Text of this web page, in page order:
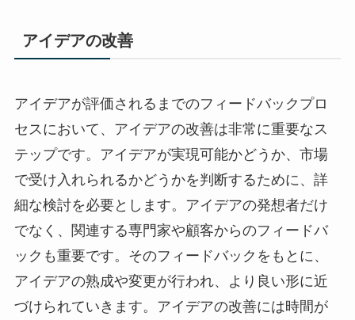
アイデアの改善
アイデアが評価されるまでのフィードバックプロ
セスにおいて、アイデアの改善は非常に重要なス
テップです。アイデアが実現可能かどうか、市場
で受け入れられるかどうかを判断するために、詳
細な検討を必要とします。アイデアの発想者だけ
でなく、関連する専門家や顧客からのフィードバ
ックも重要です。そのフィードバックをもとに、
アイデアの熟成や変更が行われ、より良い形に近
づけられていきます。アイデアの改善には時間が